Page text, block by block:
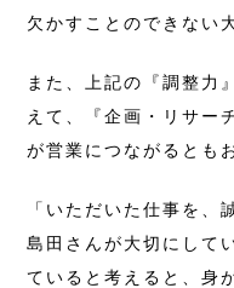
欠かすことのできない
また、上記の『調整力
えて、『企画・リサー
が営業につながるとも
「いただいた仕事を、
島田さんが大切にして
ていると考えると、身